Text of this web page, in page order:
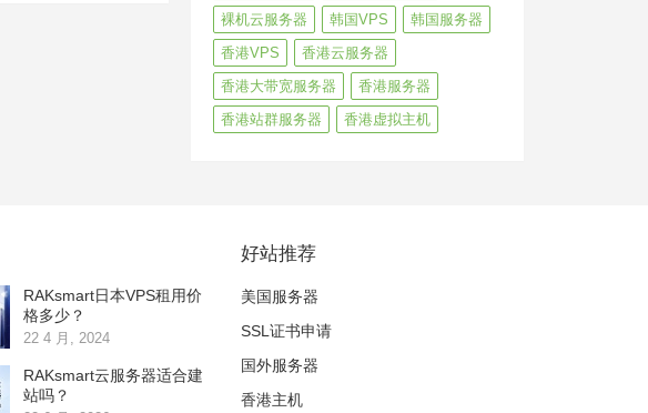
裸机云服务器
韩国VPS
韩国服务器
香港VPS
香港云服务器
香港大带宽服务器
香港服务器
香港站群服务器
香港虚拟主机
RAKsmart日本VPS租用价
格多少？
22 4 月, 2024
RAKsmart云服务器适合建
站吗？
好站推荐
美国服务器
SSL证书申请
国外服务器
香港主机